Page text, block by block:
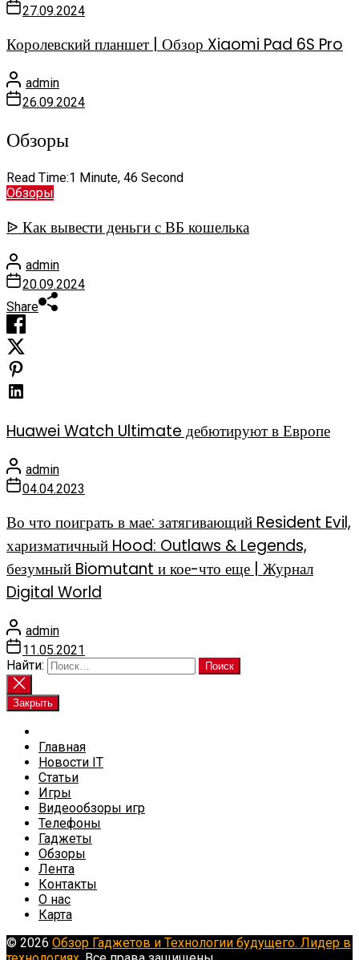
27.09.2024
Королевский планшет | Обзор Xiaomi Pad 6S Pro
admin
26.09.2024
Обзоры
Read Time:1 Minute, 46 Second
Обзоры
ᐉ Как вывести деньги с ВБ кошелька
admin
20.09.2024
Share
Huawei Watch Ultimate дебютируют в Европе
admin
04.04.2023
Во что поиграть в мае: затягивающий Resident Evil,
харизматичный Hood: Outlaws & Legends,
безумный Biomutant и кое-что еще | Журнал
Digital World
admin
11.05.2021
Найти:
Закрыть
Главная
Новости IT
Статьи
Игры
Видеообзоры игр
Телефоны
Гаджеты
Обзоры
Лента
Контакты
О нас
Карта
© 2026 Обзор Гаджетов и Технологии будущего. Лидер в